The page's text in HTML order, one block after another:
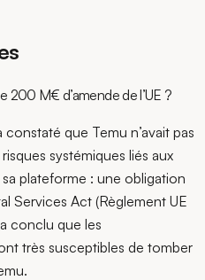
M€ d’amende de l’UE ?
que Temu n’avait pas
systémiques liés aux
plateforme : une obligation
Services Act (Règlement UE
conclu que les
très susceptibles de tomber